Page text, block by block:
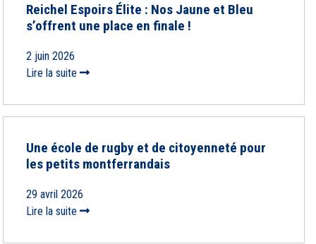
Reichel Espoirs Élite : Nos Jaune et Bleu
s’offrent une place en finale !
2 juin 2026
Lire la suite
Une école de rugby et de citoyenneté pour
les petits montferrandais
29 avril 2026
Lire la suite